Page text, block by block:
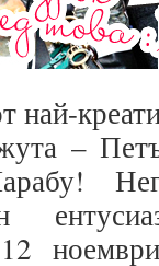
най-
–